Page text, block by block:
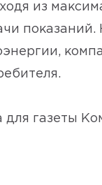
из
показаний.
газеты